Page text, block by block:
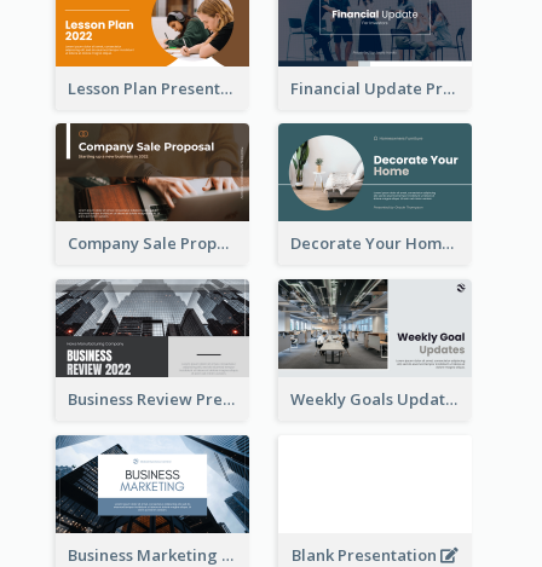
Lesson Plan Presentation Financial Update Presentation
Company Sale Proposal Decorate Your Home Presentation
Business Review Presentations Weekly Goals Updates Presentation
Business Marketing Presentation Blank Presentation